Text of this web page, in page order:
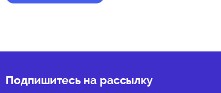
Подпишитесь на рассылку